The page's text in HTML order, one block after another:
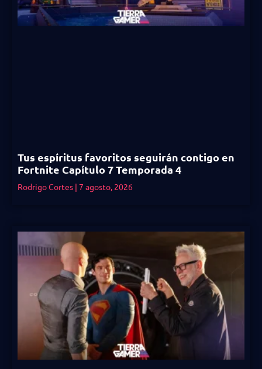
Tus espíritus favoritos seguirán contigo en
Fortnite Capítulo 7 Temporada 4
Rodrigo Cortes 7 agosto, 2026